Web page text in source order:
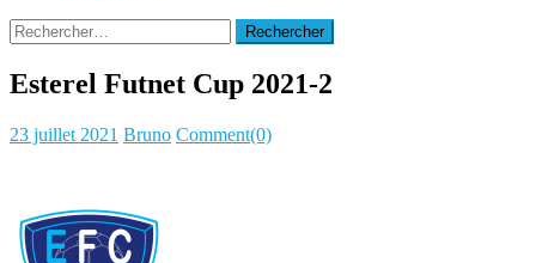
Rechercher :
Esterel Futnet Cup 2021-2
Posted
23 juillet 2021 Author
Bruno Comment(0)